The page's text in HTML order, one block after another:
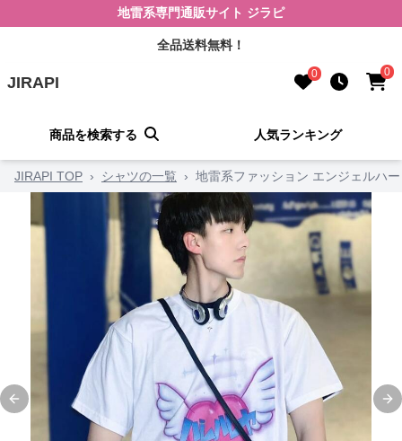
地雷系専門通販サイト ジラピ
全品送料無料！
JIRAPI 0 0
商品を検索する 人気ランキング
JIRAPI TOP › シャツの一覧 › 地雷系ファッション エンジェルハ
Previous slide